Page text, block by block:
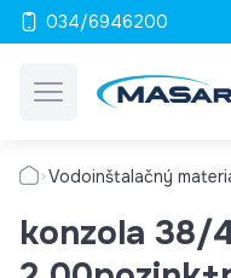
034/6946200
Vodoinštalačný
konzola 38/